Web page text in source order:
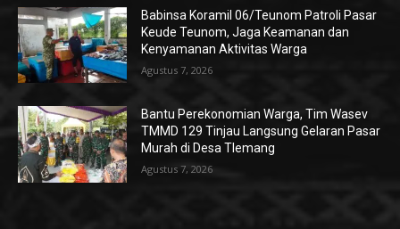
Babinsa Koramil 06/Teunom Patroli Pasar
Keude Teunom, Jaga Keamanan dan
Kenyamanan Aktivitas Warga
Agustus 7, 2026
Bantu Perekonomian Warga, Tim Wasev
TMMD 129 Tinjau Langsung Gelaran Pasar
Murah di Desa Tlemang
Agustus 7, 2026